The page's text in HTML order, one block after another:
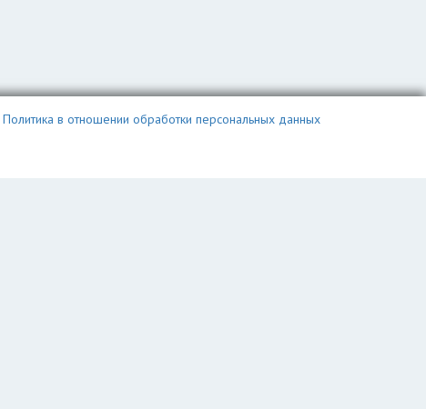
Политика в отношении обработки персональных данных